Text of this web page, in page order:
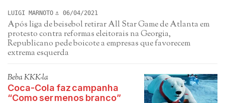
LUIGI MARNOTO 06/04/2021
Após liga de beisebol retirar All Star Game de Atlanta em
protesto contra reformas eleitorais na Georgia,
Republicano pede boicote a empresas que favorecem
extrema esquerda
Beba KKK-la
Coca-Cola faz campanha
“Como ser menos branco”